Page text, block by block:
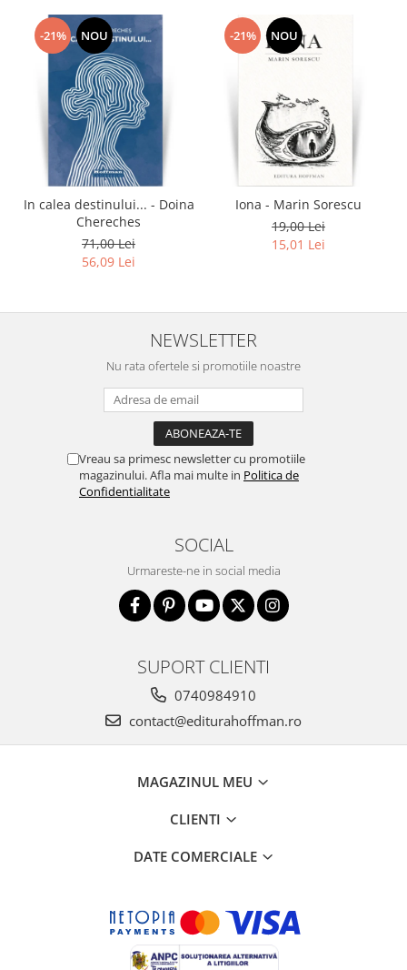
-21% NOU
In calea destinului... - Doina
Chereches
71,00 Lei
56,09 Lei
-21% NOU
Iona - Marin Sorescu
19,00 Lei
15,01 Lei
NEWSLETTER
Nu rata ofertele si promotiile noastre
Vreau sa primesc newsletter cu promotiile
magazinului. Afla mai multe in Politica de
Confidentialitate
SOCIAL
Urmareste-ne in social media
SUPORT CLIENTI
0740984910
contact@editurahoffman.ro
MAGAZINUL MEU
CLIENTI
DATE COMERCIALE